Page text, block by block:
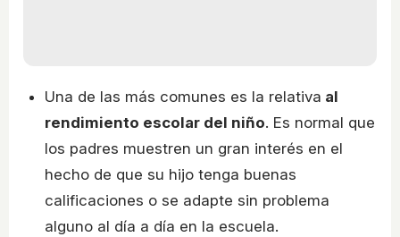
Una de las más comunes es la relativa al
rendimiento escolar del niño. Es normal que
los padres muestren un gran interés en el
hecho de que su hijo tenga buenas
calificaciones o se adapte sin problema
alguno al día a día en la escuela.